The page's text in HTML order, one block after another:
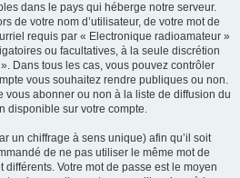
dans le pays qui héberge notre serveur.
de votre nom d’utilisateur, de votre mot de
requis par « Electronique radioamateur »
ou facultatives, à la seule discrétion
Dans tous les cas, vous pouvez contrôler
vous souhaitez rendre publiques ou non.
vous abonner ou non à la liste de diffusion du
disponible sur votre compte.
un chiffrage à sens unique) afin qu’il soit
de ne pas utiliser le même mot de
Votre mot de passe est le moyen